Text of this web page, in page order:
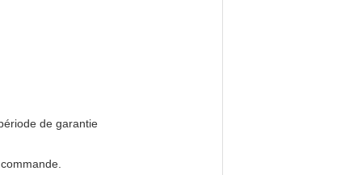
de garantie